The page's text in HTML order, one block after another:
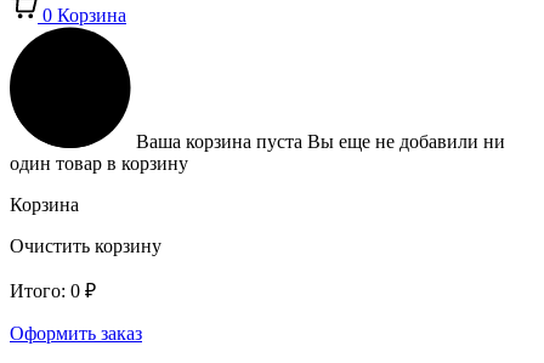
0 Корзина
Ваша корзина пуста Вы еще не добавили ни
один товар в корзину
Корзина
Очистить корзину
Итого: 0 ₽
Оформить заказ